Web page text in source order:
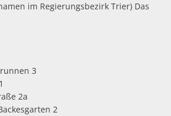
im Regierungsbezirk Trier) Das
3
2a
2